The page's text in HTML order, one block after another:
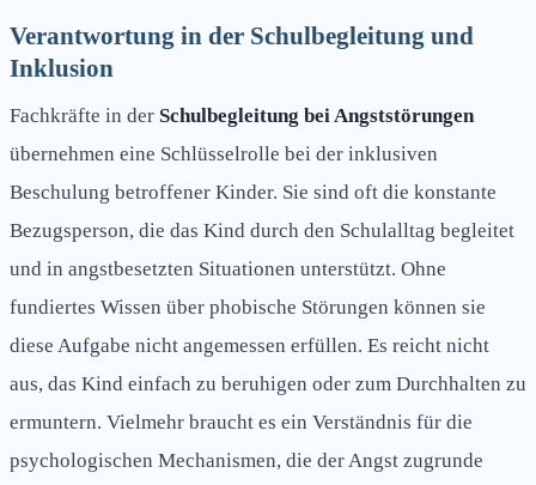
Verantwortung in der Schulbegleitung und
Inklusion
Fachkräfte in der Schulbegleitung bei Angststörungen
übernehmen eine Schlüsselrolle bei der inklusiven
Beschulung betroffener Kinder. Sie sind oft die konstante
Bezugsperson, die das Kind durch den Schulalltag begleitet
und in angstbesetzten Situationen unterstützt. Ohne
fundiertes Wissen über phobische Störungen können sie
diese Aufgabe nicht angemessen erfüllen. Es reicht nicht
aus, das Kind einfach zu beruhigen oder zum Durchhalten zu
ermuntern. Vielmehr braucht es ein Verständnis für die
psychologischen Mechanismen, die der Angst zugrunde